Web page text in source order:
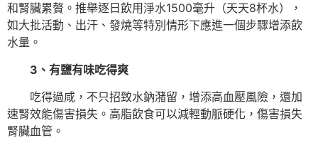
和腎臟累贅。推舉逐日飲用淨水1500毫升（天天8杯水），
如大批活動、出汗、發燒等特別情形下應進一個步驟增添飲
水量。
3、有鹽有味吃得爽
吃得過咸，不只招致水鈉潴留，增添高血壓風險，還加
速腎效能傷害損失。高脂飲食可以減輕動脈硬化，傷害損失
腎臟血管。